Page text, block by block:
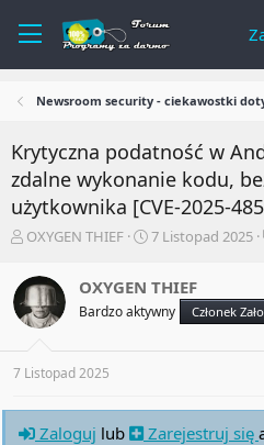
Newsroom security - ciekawostki
Krytyczna podatność w
zdalne wykonanie kodu,
użytkownika [CVE-2025-
A
t
o
r
t
e
m
t
u
OXYGEN THIEF
R
p
o
z
y
7 Listopad 2025
OXYGEN THIEF
Bardzo aktywny Członek
7 Listopad 2025
Zaloguj lub Zarejestruj się